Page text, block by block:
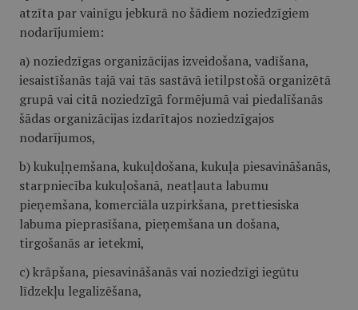
atzīta par vainīgu jebkurā no šādiem noziedzīgiem
nodarījumiem:
a) noziedzīgas organizācijas izveidošana, vadīšana,
iesaistīšanās tajā vai tās sastāvā ietilpstošā organizētā
grupā vai citā noziedzīgā formējumā vai piedalīšanās
šādas organizācijas izdarītajos noziedzīgajos
nodarījumos,
b) kukuļņemšana, kukuļdošana, kukuļa piesavināšanās,
starpniecība kukuļošanā, neatļauta labumu
pieņemšana, komerciāla uzpirkšana, prettiesiska
labuma pieprasīšana, pieņemšana un došana,
tirgošanās ar ietekmi,
c) krāpšana, piesavināšanās vai noziedzīgi iegūtu
līdzekļu legalizēšana,